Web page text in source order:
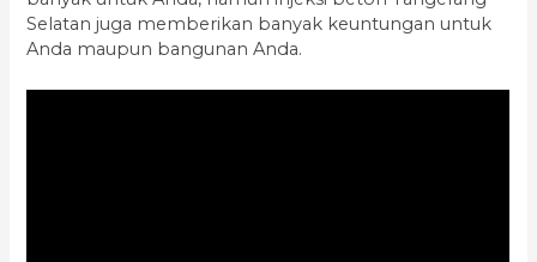
Selatan juga memberikan banyak keuntungan untuk
Anda maupun bangunan Anda.